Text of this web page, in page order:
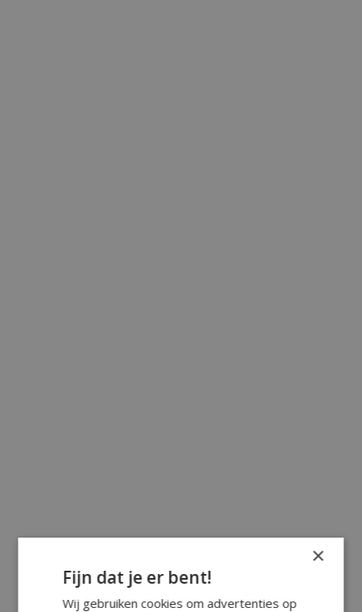
×
Fijn dat je er bent!
Wij gebruiken cookies om advertenties op